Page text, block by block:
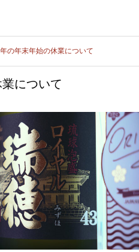
の年末年始の休業について
について